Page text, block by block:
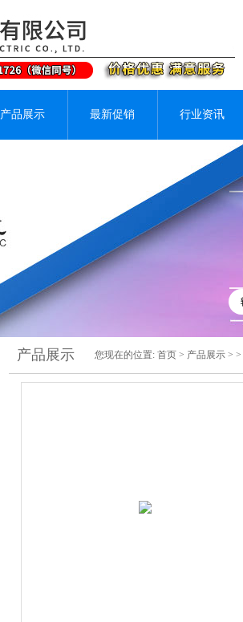
产品展示 最新促销 行业资讯
产品展示 您现在的位置: 首页 > 产品展示 > >